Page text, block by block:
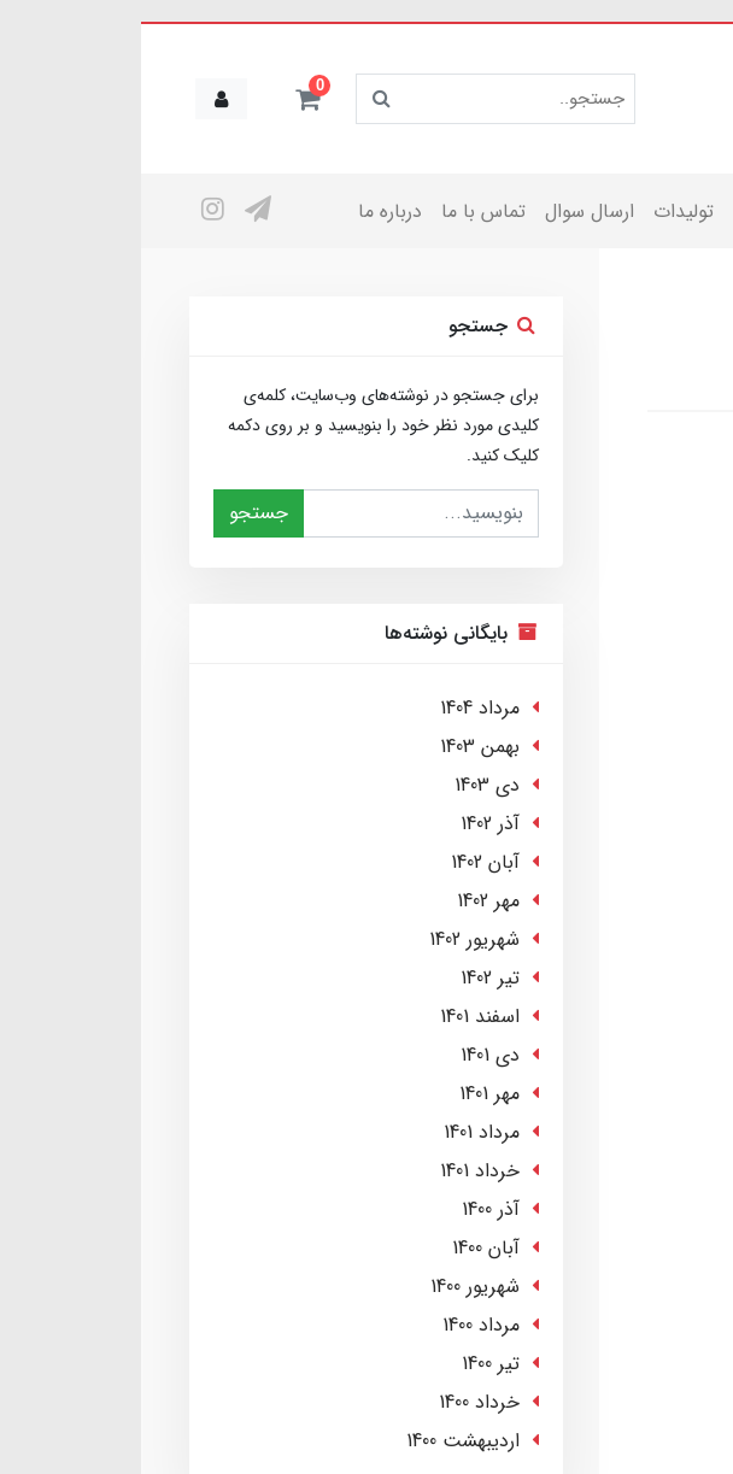
0
تولیدات ارسال سوال تماس با ما درباره ما
جستجو
برای جستجو در نوشته‌های وب‌سایت، کلمه‌ی
کلیدی مورد نظر خود را بنویسید و بر روی دکمه
کلیک کنید.
جستجو
بایگانی نوشته‌ها
مرداد 1404
بهمن 1403
دی 1403
آذر 1402
آبان 1402
مهر 1402
شهریور 1402
تير 1402
اسفند 1401
دی 1401
مهر 1401
مرداد 1401
خرداد 1401
آذر 1400
آبان 1400
شهریور 1400
مرداد 1400
تير 1400
خرداد 1400
ارديبهشت 1400